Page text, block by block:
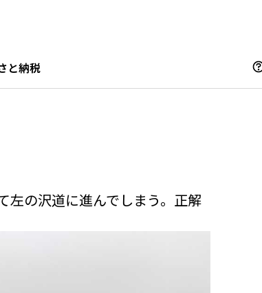
と納税
左の沢道に進んでしまう。正解